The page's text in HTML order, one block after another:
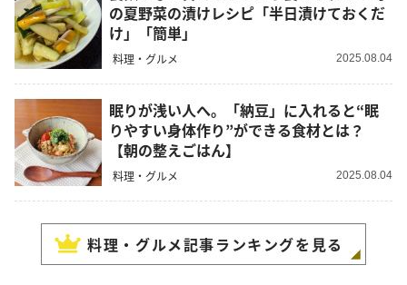
の夏野菜の漬けレシピ「半日漬けておくだ
け」「簡単」
料理・グルメ 2025.08.04
眠りが浅い人へ。「納豆」に入れると“眠
りやすい身体作り”ができる食材とは？
【朝の整えごはん】
料理・グルメ 2025.08.04
料理・グルメ記事ランキングを見る